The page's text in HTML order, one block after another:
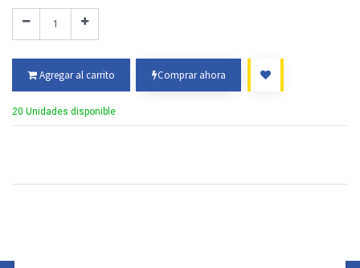
Agregar al carrito Comprar ahora
20 Unidades disponible